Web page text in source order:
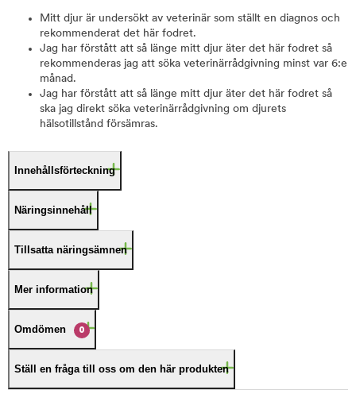
Mitt djur är undersökt av veterinär som ställt en diagnos och
rekommenderat det här fodret.
Jag har förstått att så länge mitt djur äter det här fodret så
rekommenderas jag att söka veterinärrådgivning minst var 6:e
månad.
Jag har förstått att så länge mitt djur äter det här fodret så
ska jag direkt söka veterinärrådgivning om djurets
hälsotillstånd försämras.
Innehållsförteckning
Näringsinnehåll
Tillsatta näringsämnen
Mer information
Omdömen 0
Ställ en fråga till oss om den här produkten